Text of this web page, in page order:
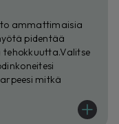
ammattimaisia
pidentää
mitkä